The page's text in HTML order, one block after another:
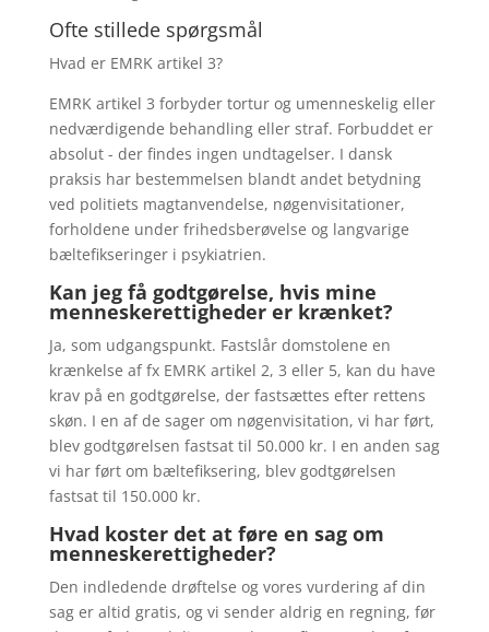
Ofte stillede spørgsmål
Hvad er EMRK artikel 3?
EMRK artikel 3 forbyder tortur og umenneskelig eller
nedværdigende behandling eller straf. Forbuddet er
absolut - der findes ingen undtagelser. I dansk
praksis har bestemmelsen blandt andet betydning
ved politiets magtanvendelse, nøgenvisitationer,
forholdene under frihedsberøvelse og langvarige
bæltefikseringer i psykiatrien.
Kan jeg få godtgørelse, hvis mine
menneskerettigheder er krænket?
Ja, som udgangspunkt. Fastslår domstolene en
krænkelse af fx EMRK artikel 2, 3 eller 5, kan du have
krav på en godtgørelse, der fastsættes efter rettens
skøn. I en af de sager om nøgenvisitation, vi har ført,
blev godtgørelsen fastsat til 50.000 kr. I en anden sag
vi har ført om bæltefiksering, blev godtgørelsen
fastsat til 150.000 kr.
Hvad koster det at føre en sag om
menneskerettigheder?
Den indledende drøftelse og vores vurdering af din
sag er altid gratis, og vi sender aldrig en regning, før